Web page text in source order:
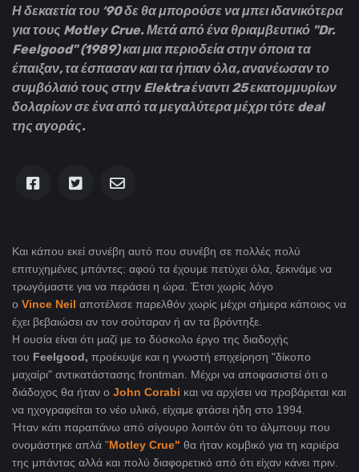
Η δεκαετία του ‘90 δε θα μπορούσε να μπει ιδανικότερα
για τους Motley Crue. Μετά από ένα θριαμβευτικό "Dr.
Feelgood" (1989) και μια περιοδεία στην όποια τα
έπαιξαν, τα έσπασαν και τα ήπιαν όλα, ανανέωσαν το
συμβόλαιό τους στην Elektra έναντι 25 εκατομμυρίων
δολαρίων σε ένα από τα μεγαλύτερα μέχρι τότε deal
της αγοράς.
Και κάπου εκεί συνέβη αυτό που συνέβη σε πολλές πολύ
επιτυχημένες μπάντες: αφού τα έχουμε πετύχει όλα, ξεκινάμε να
τρωγόμαστε για να περάσει η ώρα. Έτσι χωρίς λόγο
ο Vince Neil αποτέλεσε παρελθόν χωρίς μέχρι σήμερα κάποιος να
έχει βεβαιώσει αν τον σούταραν ή αν τα βρόντηξε.
Η ουσία είναι ότι μαζί με το δύσκολο έργο της διαδοχής
του Feelgood, προέκυψε και η γνωστή επιχείρηση "δίκοπο
μαχαίρι" αντικατάστασης frontman. Μέχρι να αποφασιστεί ότι ο
διάδοχος θα ήταν ο John Corabi και να αρχίσει να προβάρεται και
να ηχογραφείται το νέο υλικό, είχαμε φτάσει ήδη στο 1994.
Ήταν κάτι παραπάνω από σίγουρο λοιπόν ότι το άλμπουμ που
ονομάστηκε απλά "Motley Crue" θα ήταν κομβικό για τη καριέρα
της μπάντας αλλά και πολύ διαφορετικό από ότι είχαν κάνει πριν.